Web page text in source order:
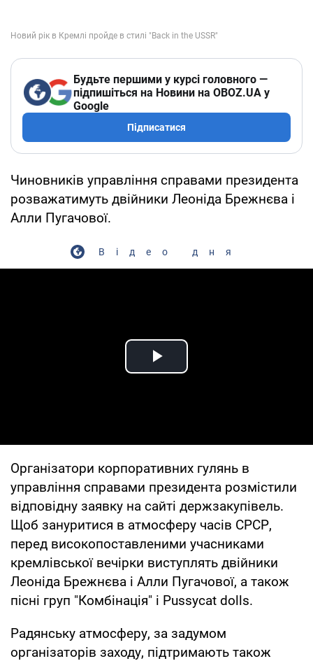
Будьте першими у курсі головного —
підпишіться на Новини на OBOZ.UA у
Google
Підписатися
Чиновників управління справами президента
розважатимуть двійники Леоніда Брежнєва і
Алли Пугачової.
Відео дня
Play Video
Організатори корпоративних гулянь в
управління справами президента розмістили
відповідну заявку на сайті держзакупівель.
Щоб зануритися в атмосферу часів СРСР,
перед високопоставленими учасниками
кремлівської вечірки виступлять двійники
Леоніда Брежнєва і Алли Пугачової, а також
пісні груп "Комбінація" і Pussycat dolls.
Радянську атмосферу, за задумом
організаторів заходу, підтримають також